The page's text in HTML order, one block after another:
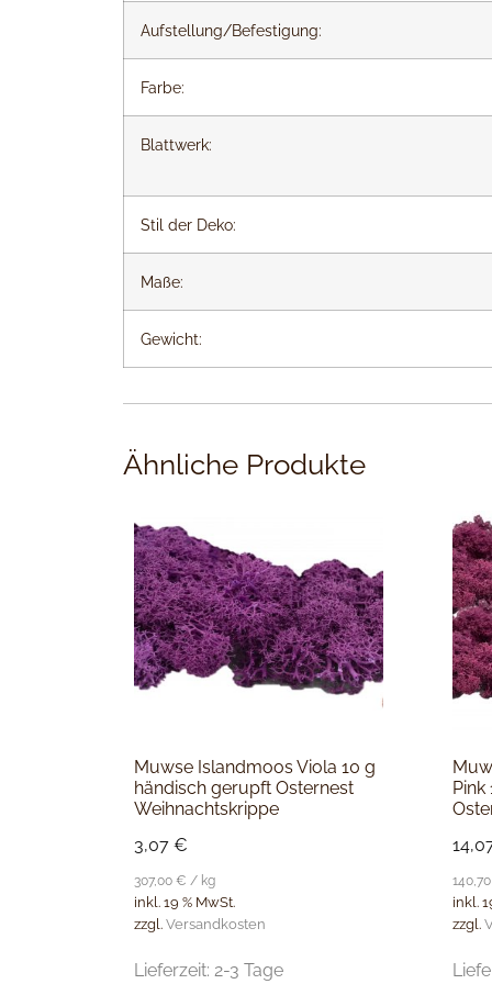
Aufstellung/Befestigung:
Farbe:
Blattwerk:
Stil der Deko:
Maße:
Gewicht:
Ähnliche Produkte
Muwse Islandmoos Viola 10 g
händisch gerupft Osternest
Weihnachtskrippe
3,07 €
307,00 € / kg
inkl. 19 % MwSt.
zzgl. Versandkosten
Lieferzeit: 2-3 Tage
inkl.
zzgl.